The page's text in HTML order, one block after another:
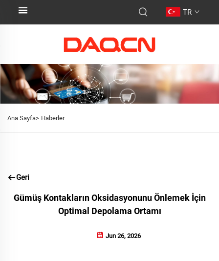
TR
Ana Sayfa> Haberler
Geri
Gümüş Kontakların Oksidasyonunu Önlemek İçin
Optimal Depolama Ortamı
Jun 26, 2026